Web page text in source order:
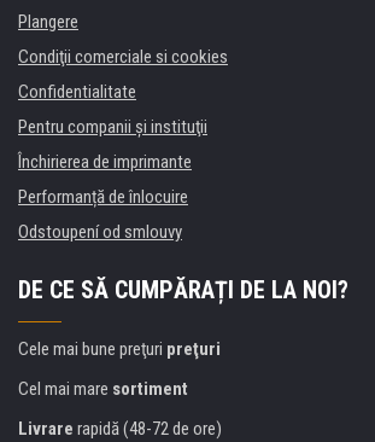
Plangere
Condiţii comerciale si cookies
Confidentialitate
Pentru companii și instituţii
Închirierea de imprimante
Performanță de înlocuire
Odstoupení od smlouvy
DE CE SĂ CUMPĂRAȚI DE LA NOI?
Cele mai bune preţuri preţuri
Cel mai mare sortiment
Livrare rapidă (48-72 de ore)